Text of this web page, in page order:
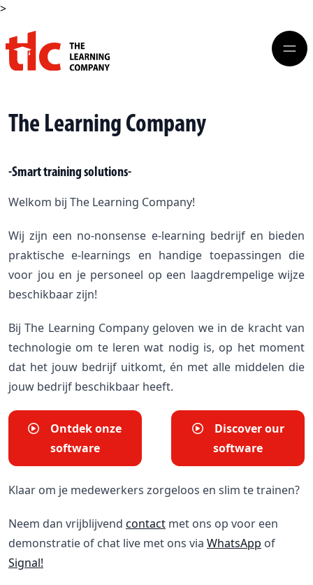
>
The Learning Company
-Smart training solutions-
Welkom bij The Learning Company!
Wij zijn een no-nonsense e-learning bedrijf en bieden
praktische e-learnings en handige toepassingen die
voor jou en je personeel op een laagdrempelige wijze
beschikbaar zijn!
Bij The Learning Company geloven we in de kracht van
technologie om te leren wat nodig is, op het moment
dat het jouw bedrijf uitkomt, én met alle middelen die
jouw bedrijf beschikbaar heeft.
Ontdek onze
software
Discover our
software
Klaar om je medewerkers zorgeloos en slim te trainen?
Neem dan vrijblijvend contact met ons op voor een
demonstratie of chat live met ons via WhatsApp of
Signal!